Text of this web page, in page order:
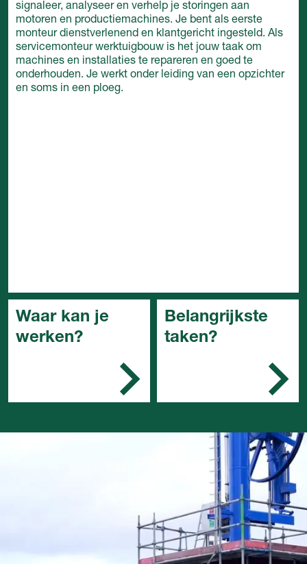
signaleer, analyseer en verhelp je storingen aan
motoren en productiemachines. Je bent als eerste
monteur dienstverlenend en klantgericht ingesteld. Als
servicemonteur werktuigbouw is het jouw taak om
machines en installaties te repareren en goed te
onderhouden. Je werkt onder leiding van een opzichter
en soms in een ploeg.
Waar kan je
werken?
Belangrijkste
taken?
Je speurt storingen op
Je stelt af en regelt
Je inspecteert
apparatuur,
installaties en
systemen
Je voert metingen uit
en stelt diagnoses
Je optimaliseert
apparatuur,
installaties en